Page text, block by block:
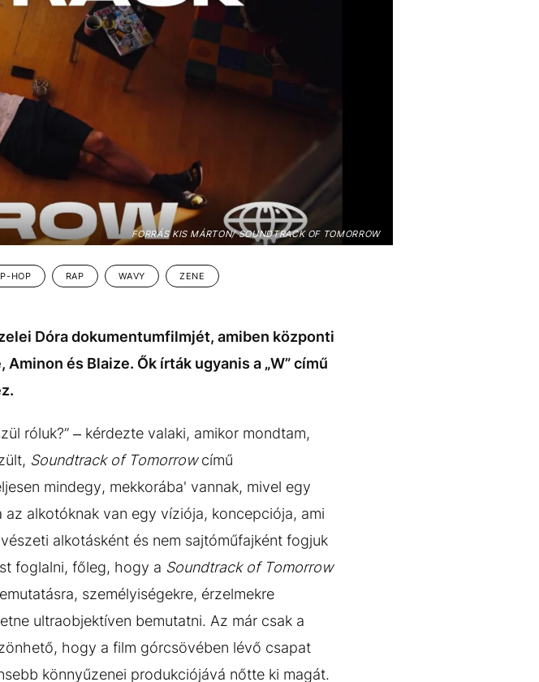
FORRÁS KIS MÁRTON/ SOUNDTRACK OF TOMORROW
HOP RAP WAVY ZENE
Dóra dokumentumfilmjét, amiben központi
és Blaize. Ők írták ugyanis a „W” című
róluk?” – kérdezte valaki, amikor mondtam,
Soundtrack of Tomorrowcímű
mindegy, mekkorába' vannak, mivel egy
alkotóknak van egy víziója, koncepciója, ami
alkotásként és nem sajtóműfajként fogjuk
foglalni, főleg, hogy a Soundtrack of Tomorrow
személyiségekre, érzelmekre
ultraobjektíven bemutatni. Az már csak a
hogy a film górcsövében lévő csapat
könnyűzenei produkciójává nőtte ki magát.